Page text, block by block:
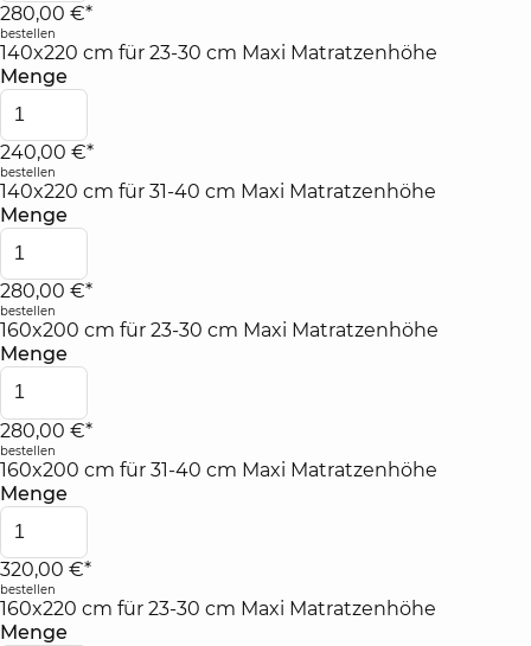
280,00 €*
bestellen
140x220 cm für 23-30 cm Maxi Matratzenhöhe
Menge
240,00 €*
bestellen
140x220 cm für 31-40 cm Maxi Matratzenhöhe
Menge
280,00 €*
bestellen
160x200 cm für 23-30 cm Maxi Matratzenhöhe
Menge
280,00 €*
bestellen
160x200 cm für 31-40 cm Maxi Matratzenhöhe
Menge
320,00 €*
bestellen
160x220 cm für 23-30 cm Maxi Matratzenhöhe
Menge